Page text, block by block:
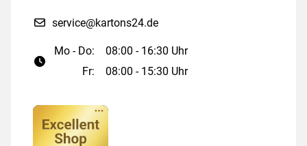
service@kartons24.de
Mo - Do:
08:00 - 16:30 Uhr
Fr:
08:00 - 15:30 Uhr